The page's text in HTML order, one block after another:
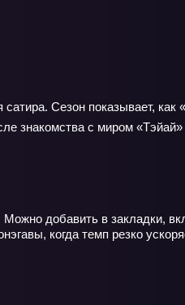
Сезон показывает,
знакомства с миром
добавить в закладки,
когда темп резко